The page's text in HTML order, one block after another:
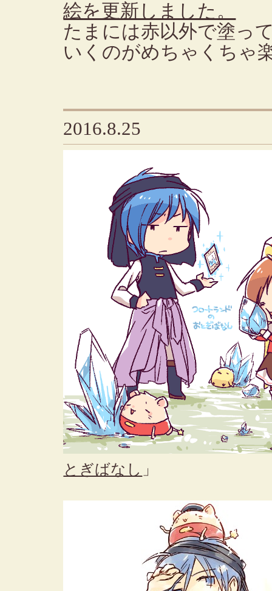
絵を更新しました。
たまには赤以外で塗っ
いくのがめちゃくちゃ
2016.8.25
とぎばなし 」